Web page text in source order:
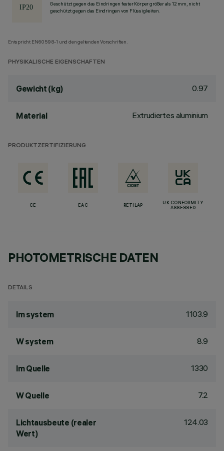
Geschützt gegen das Eindringen fester Körper größer als 12 mm, nicht
geschützt gegen das Eindringen von Flüssigkeiten.
Entspricht EN60598-1 und den geltenden Vorschriften.
PHYSIKALISCHE EIGENSCHAFTEN
Gewicht (kg) 0.97
Material Extrudiertes aluminium
PRODUKTZERTIFIZIERUNG
CE EAC RETILAP
UK CONFORMITY
ASSESSED
PHOTOMETRISCHE DATEN
DETAILS
lm system 1103.9
W system 8.9
lm Quelle 1330
W Quelle 7.2
Lichtausbeute (realer
Wert)
124.03